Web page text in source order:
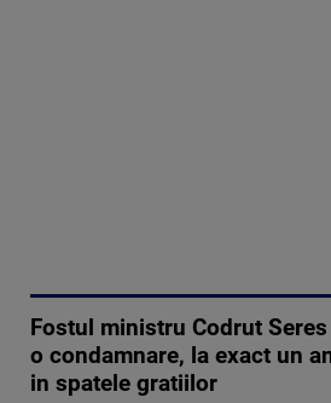
Fostul ministru Codrut
o condamnare, la exact un
in spatele gratiilor